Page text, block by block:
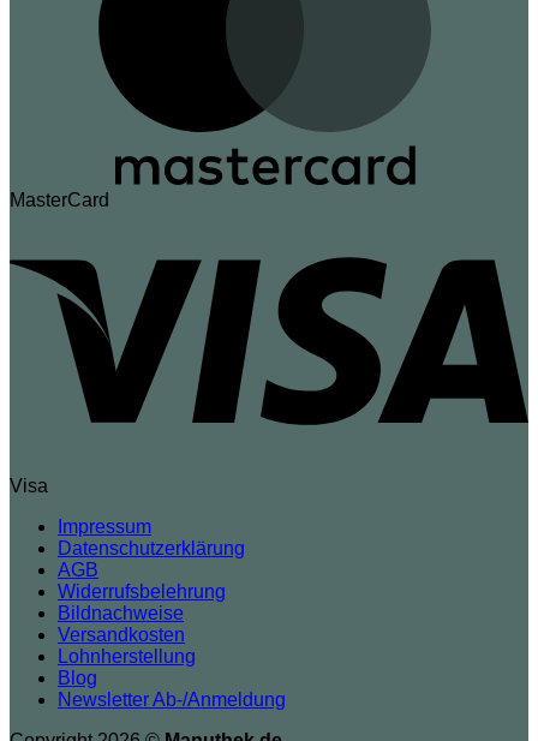
MasterCard
Visa
Impressum
Datenschutzerklärung
AGB
Widerrufsbelehrung
Bildnachweise
Versandkosten
Lohnherstellung
Blog
Newsletter Ab-/Anmeldung